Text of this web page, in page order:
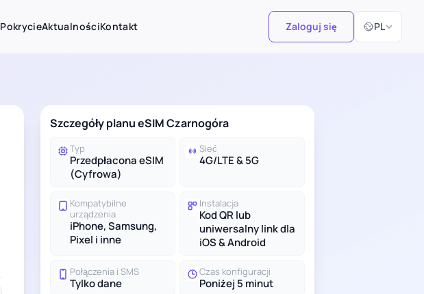
PokrycieAktualnościKontakt Zaloguj się PL
Wybierz język
Szczegóły planu eSIM Czarnogóra
Typ
Przedpłacona eSIM
(Cyfrowa)
Sieć
4G/LTE & 5G
Kompatybilne
urządzenia
iPhone, Samsung,
Pixel i inne
Instalacja
Kod QR lub
uniwersalny link dla
iOS & Android
Połączenia i SMS
Tylko dane
Czas konfiguracji
Poniżej 5 minut